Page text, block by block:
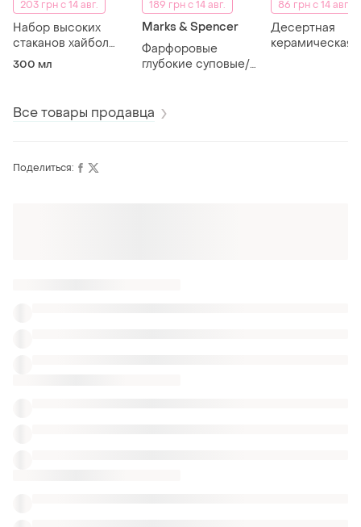
203 грн с 14 авг.
Набор высоких
стаканов хайбол
(highball) с
300 мл
189 грн с 14 авг.
Marks & Spencer
Фарфоровые
глубокие суповые/
(m&amp;s home,
86 грн с 14 авг.
Десертная
керамическая
Все товары продавца
Поделиться: